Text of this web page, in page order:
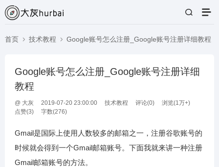
首页 技术教程 Google账号怎么注册_Google账号注册详细教程
Google账号怎么注册_Google账号注册详细
教程
@ 大灰 2019-07-20 23:00:00 技术教程 评论(0)
浏览(1万+)
点赞(3) 字数(276)
Gmail是国际上使用人数较多的邮箱之一，注册谷歌账号的
时候就会得到一个Gmail邮箱账号。下面我就来讲一种注册
Gmail邮箱账号的方法。